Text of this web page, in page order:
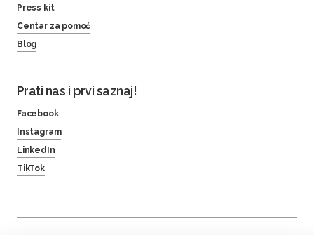
Press kit
Centar za pomoć
Blog
Prati nas i prvi saznaj!
Facebook
Instagram
LinkedIn
TikTok